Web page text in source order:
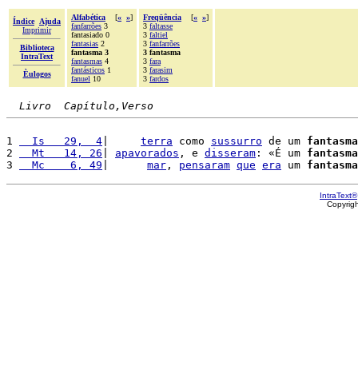
Índice
Ajuda
Imprimir
Biblioteca
IntraText
Èulogos
Alfabética [« »]
fanfarrões 3
fantasiado 0
fantasias 2
fantasma 3
fantasmas 4
fantásticos 1
fanuel 10
Freqüência [« »]
3 faltasse
3 faltiel
3 fanfarrões
3 fantasma
3 fara
3 farasim
3 fardos
Livro  Capítulo,Verso
1
  Is   29,  4
terra como sussurro de um fantasma
2
  Mt   14, 26
apavorados , e disseram : «É um fantasma
3
  Mc    6, 49
mar , pensaram que era um fantasma
IntraText®